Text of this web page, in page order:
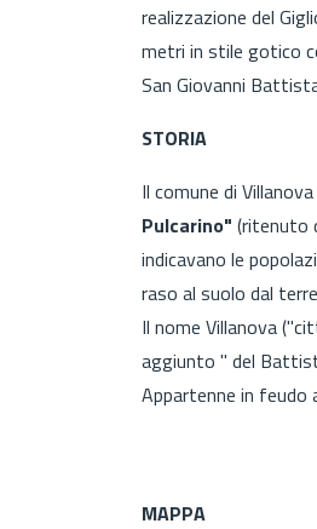
realizzazione del
metri in stile gotico
San Giovanni
STORIA
Il comune di
Pulcarino" (ritenuto
indicavano le
raso al suolo dal
Il nome Villanova
aggiunto " del
Appartenne in feudo
MAPPA